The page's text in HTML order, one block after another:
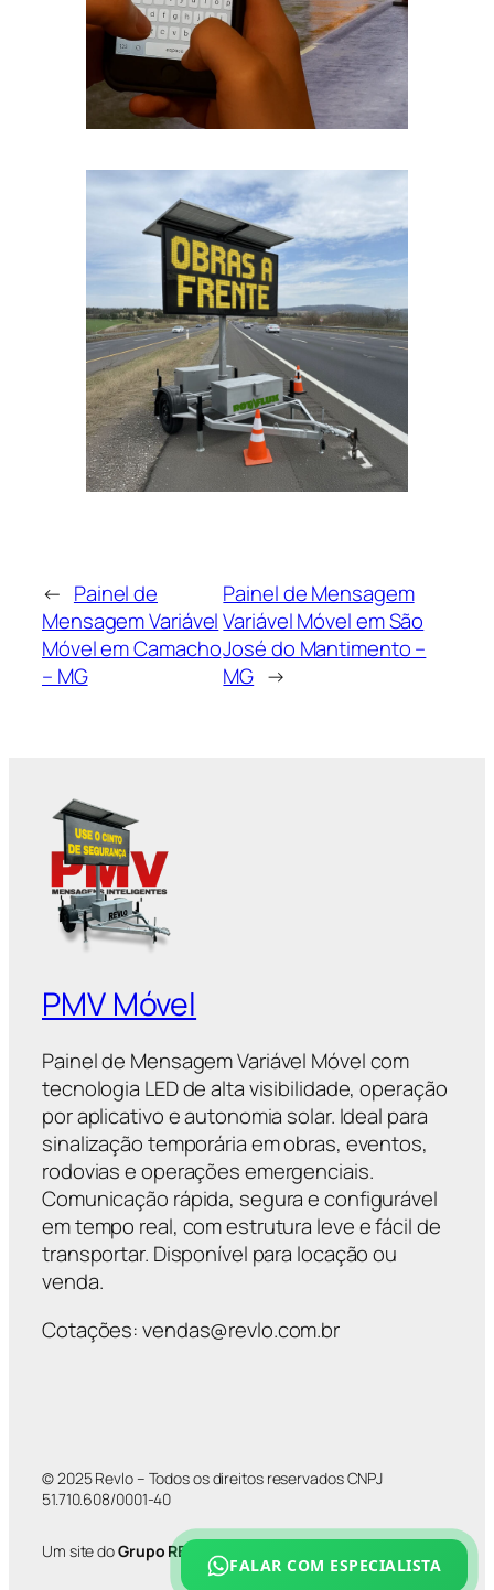
← Painel de
Mensagem Variável
Móvel em Camacho
– MG
Painel de Mensagem
Variável Móvel em São
José do Mantimento –
MG →
PMV Móvel
Painel de Mensagem Variável Móvel com
tecnologia LED de alta visibilidade, operação
por aplicativo e autonomia solar. Ideal para
sinalização temporária em obras, eventos,
rodovias e operações emergenciais.
Comunicação rápida, segura e configurável
em tempo real, com estrutura leve e fácil de
transportar. Disponível para locação ou
venda.
Cotações: vendas@revlo.com.br
© 2025 Revlo – Todos os direitos reservados CNPJ
51.710.608/0001-40
Um site doGrupo REVLO
FALAR COM ESPECIALISTA